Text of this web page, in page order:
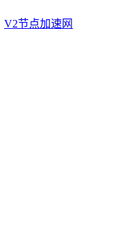
V2节点加速网